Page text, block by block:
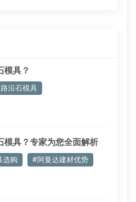
模具？
沿石模具
模具？专家为您全面解析
选购 #阿曼达建材优势